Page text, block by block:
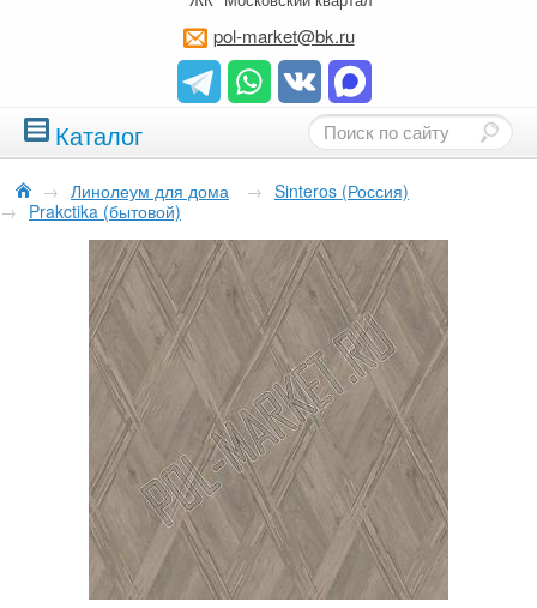
pol-market@bk.ru
Каталог
→ Линолеум для дома → Sinteros (Россия)
→ Prakctika (бытовой)